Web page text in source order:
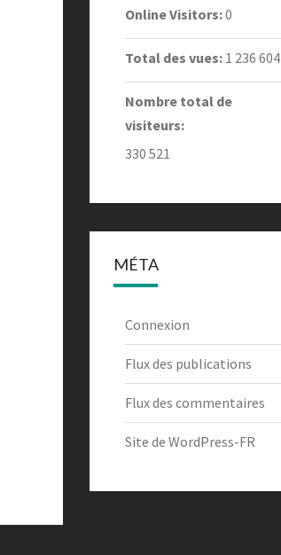
Online Visitors:0
Total des vues: 1 236 604
Nombre total de
visiteurs:
330 521
MÉTA
Connexion
Flux des publications
Flux des commentaires
Site de WordPress-FR